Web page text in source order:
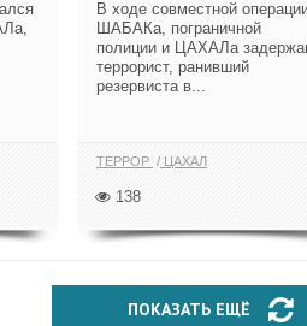
В ходе совместной
ШАБАКа, пограничной
полиции и ЦАХАЛа
террорист, ранивший
резервиста в...
ТЕРРОР ЦАХАЛ
138
ПОКАЗАТЬ ЕЩЁ